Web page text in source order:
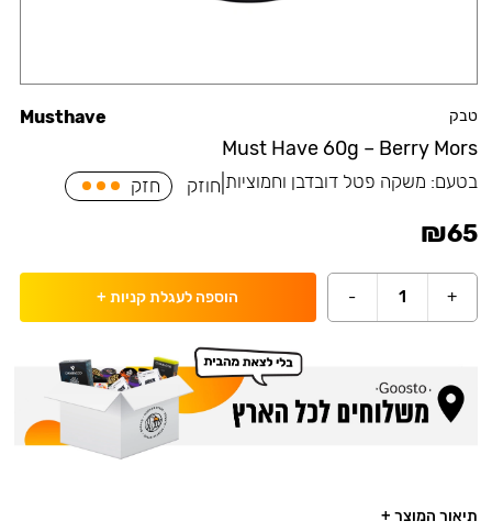
טבק
Must Have 60g – Berry Mors
Musthave
בטעם: משקה פטל דובדבן וחמוציות חוזק חזק
₪65
+
1
- הוספה לעגלת קניות +
תיאור המוצר +